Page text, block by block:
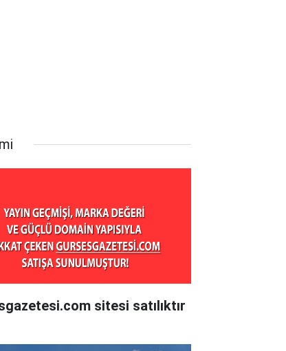
sitesi satılıktır